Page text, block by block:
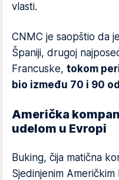
vlasti.
CNMC je saopštio da
Španiji, drugoj
Francuske, tokom
bio između 70 i 90
Američka
udelom u Evropi
Buking, čija matična
Sjedinjenim